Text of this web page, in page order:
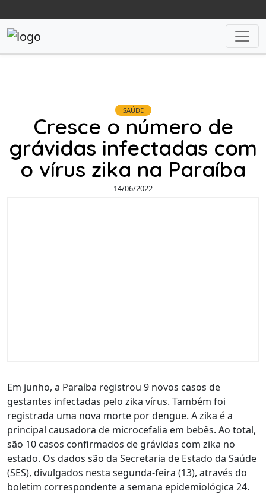
SAÚDE
Cresce o número de
grávidas infectadas com
o vírus zika na Paraíba
14/06/2022
Em junho, a Paraíba registrou 9 novos casos de
gestantes infectadas pelo zika vírus. Também foi
registrada uma nova morte por dengue. A zika é a
principal causadora de microcefalia em bebês. Ao total,
são 10 casos confirmados de grávidas com zika no
estado. Os dados são da Secretaria de Estado da Saúde
(SES), divulgados nesta segunda-feira (13), através do
boletim correspondente a semana epidemiológica 24.